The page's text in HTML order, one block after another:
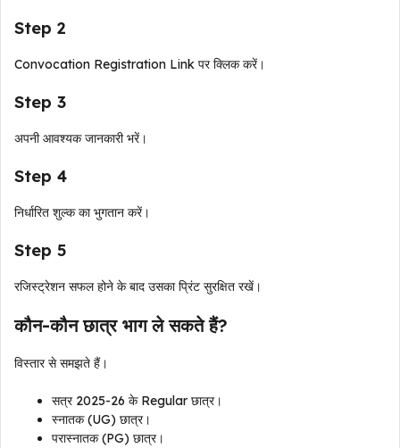
Step 2
Convocation Registration Link पर क्लिक करें।
Step 3
अपनी आवश्यक जानकारी भरें।
Step 4
निर्धारित शुल्क का भुगतान करें।
Step 5
रजिस्ट्रेशन सफल होने के बाद उसका प्रिंट सुरक्षित रखें।
कौन-कौन छात्र भाग ले सकते हैं?
विस्तार से समझते हैं।
सत्र 2025-26 के Regular छात्र।
स्नातक (UG) छात्र।
परास्नातक (PG) छात्र।